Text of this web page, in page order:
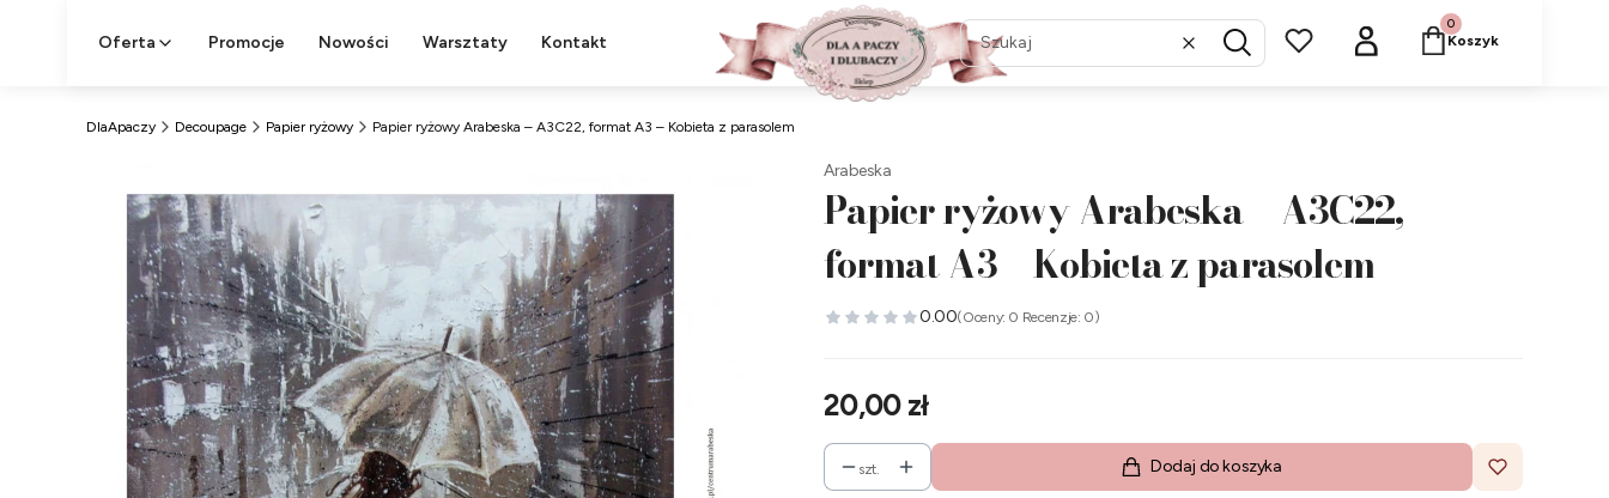
Oferta Promocje Nowości Warsztaty Kontakt WyczyśćSzukaj
Produkty w koszyku:
Koszyk
DlaApaczy Decoupage Papier ryżowy Papier ryżowy Arabeska – A3C22, format A3 – Kobieta z parasolem
Arabeska
Papier ryżowy Arabeska – A3C22,
format A3 – Kobieta z parasolem
0.00(Oceny: 0 Recenzje: 0)
Cena
20,00 zł
szt. Dodaj do koszyka